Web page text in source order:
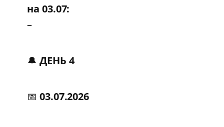
на 03.07:
–
🔔 ДЕНЬ 4
📅 03.07.2026